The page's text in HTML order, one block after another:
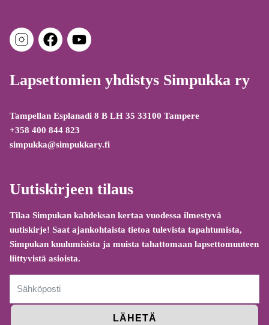
Lapsettomien yhdistys Simpukka ry
Tampellan Esplanadi 8 B LH 35 33100 Tampere
+358 400 844 823
simpukka@simpukkary.fi
Uutiskirjeen tilaus
Tilaa Simpukan kahdeksan kertaa vuodessa ilmestyvä
uutiskirje! Saat ajankohtaista tietoa tulevista tapahtumista,
Simpukan kuulumisista ja muista tahattomaan lapsettomuuteen
liittyvistä asioista.
LÄHETÄ